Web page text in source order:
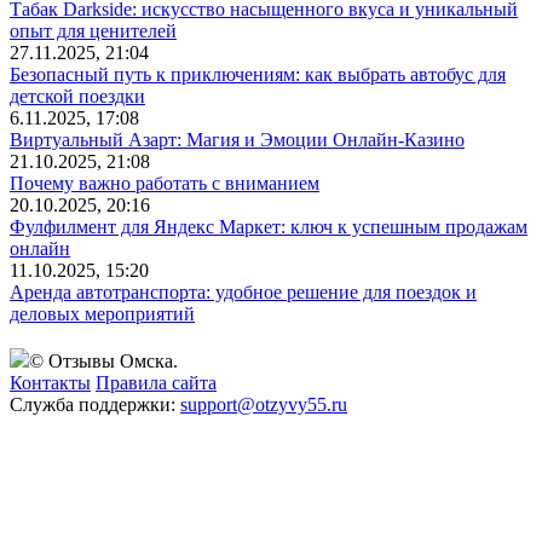
Табак Darkside: искусство насыщенного вкуса и уникальный
опыт для ценителей
27.11.2025, 21:04
Безопасный путь к приключениям: как выбрать автобус для
детской поездки
6.11.2025, 17:08
Виртуальный Азарт: Магия и Эмоции Онлайн-Казино
21.10.2025, 21:08
Почему важно работать с вниманием
20.10.2025, 20:16
Фулфилмент для Яндекс Маркет: ключ к успешным продажам
онлайн
11.10.2025, 15:20
Аренда автотранспорта: удобное решение для поездок и
деловых мероприятий
© Отзывы Омска.
Контакты Правила сайта
Служба поддержки: support@otzyvy55.ru